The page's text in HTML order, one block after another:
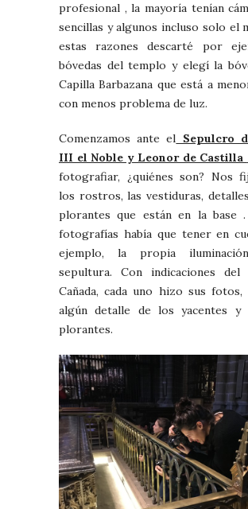
profesional , la mayoría tenían
sencillas y algunos incluso solo el
estas razones descarté por
bóvedas del templo y elegí la
Capilla Barbazana que está a
con menos problema de luz.
Comenzamos ante el Sepulcro
III el Noble y Leonor de Castilla
fotografiar, ¿quiénes son? Nos
los rostros, las vestiduras,
plorantes que están en la base
fotografías había que tener en
ejemplo, la propia
sepultura. Con indicaciones del
Cañada, cada uno hizo sus fotos,
algún detalle de los yacentes y
plorantes.